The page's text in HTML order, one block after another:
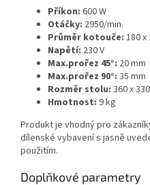
Příkon: 600 W
Otáčky: 2950/min.
Průměr kotouče: 180 x
Napětí: 230 V
Max.prořez 45°: 20 mm
Max.prořez 90°: 35 mm
Rozměr stolu: 360 x
Hmotnost: 9 kg
Produkt je vhodný pro
dílenské vybavení s jasně
použitím.
Doplňkové parametry